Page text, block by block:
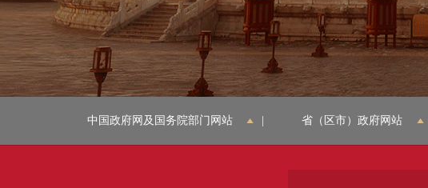
中国政府网及国务院部门网站 省（区市）政府网站